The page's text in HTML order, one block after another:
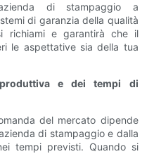
di stampaggio a
di garanzia della qualità
richiami e garantirà che il
le aspettative sia della tua
e dei tempi di
del mercato dipende
di stampaggio e dalla
tempi previsti. Quando si